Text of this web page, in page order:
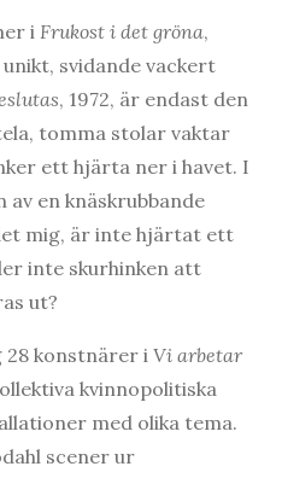
i Frukost i det gröna,
svidande vackert
, 1972, är endast den
tomma stolar vaktar
ett hjärta ner i havet. I
en knäskrubbande
mig, är inte hjärtat ett
inte skurhinken att
ut?
28 konstnärer i Vi arbetar
kvinnopolitiska
med olika tema.
scener ur